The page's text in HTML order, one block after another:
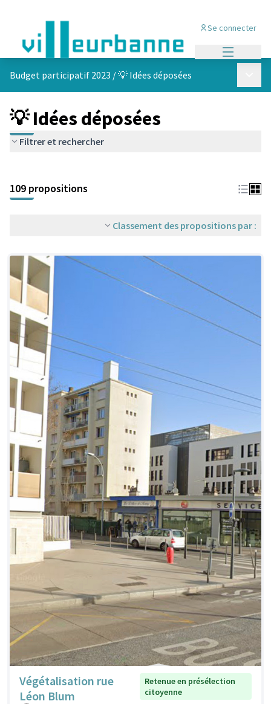
Se connecter
Budget participatif 2023 /💡 Idées déposées
💡 Idées déposées
Filtrer et rechercher
+
−
109 propositions
Classement des propositions par :
Végétalisation rue
Léon Blum
Retenue en présélection
citoyenne